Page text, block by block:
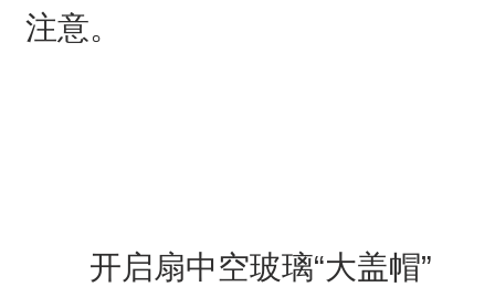
注意。
开启扇中空玻璃“大盖帽”